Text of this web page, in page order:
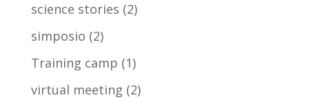
science stories (2)
simposio (2)
Training camp (1)
virtual meeting (2)